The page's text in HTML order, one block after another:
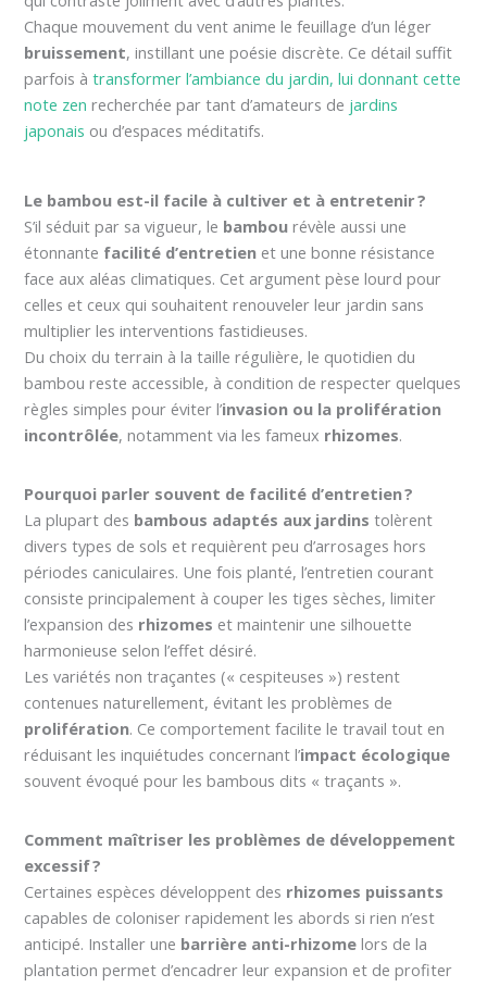
Chaque mouvement du vent anime le feuillage d’un léger
bruissement, instillant une poésie discrète. Ce détail suffit
parfois àtransformer l’ambiance du jardin, lui donnant cette
note zen recherchée par tant d’amateurs de jardins
japonais ou d’espaces méditatifs.
Le bambou est-il facile à cultiver et à entretenir ?
S’il séduit par sa vigueur, le bambou révèle aussi une
étonnante facilité d’entretien et une bonne résistance
face aux aléas climatiques. Cet argument pèse lourd pour
celles et ceux qui souhaitent renouveler leur jardin sans
multiplier les interventions fastidieuses.
Du choix du terrain à la taille régulière, le quotidien du
bambou reste accessible, à condition de respecter quelques
règles simples pour éviter l’invasion ou la prolifération
incontrôlée, notamment via les fameux rhizomes.
Pourquoi parler souvent de facilité d’entretien ?
La plupart des bambous adaptés aux jardins tolèrent
divers types de sols et requièrent peu d’arrosages hors
périodes caniculaires. Une fois planté, l’entretien courant
consiste principalement à couper les tiges sèches, limiter
l’expansion des rhizomes et maintenir une silhouette
harmonieuse selon l’effet désiré.
Les variétés non traçantes (« cespiteuses ») restent
contenues naturellement, évitant les problèmes de
prolifération. Ce comportement facilite le travail tout en
réduisant les inquiétudes concernant l’impact écologique
souvent évoqué pour les bambous dits « traçants ».
Comment maîtriser les problèmes de développement
excessif ?
Certaines espèces développent des rhizomes puissants
capables de coloniser rapidement les abords si rien n’est
anticipé. Installer une barrière anti-rhizome lors de la
plantation permet d’encadrer leur expansion et de profiter